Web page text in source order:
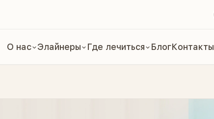
О нас Элайнеры Где лечиться БлогКонтакты